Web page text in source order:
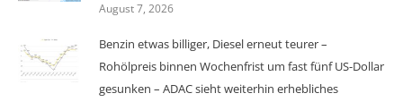
August 7, 2026
Benzin etwas billiger, Diesel erneut teurer –
Rohölpreis binnen Wochenfrist um fast fünf US-Dollar
gesunken – ADAC sieht weiterhin erhebliches